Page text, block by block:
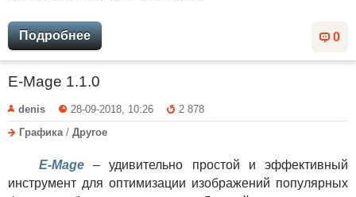
0
Подробнее
E-Mage 1.1.0
denis 28-09-2018, 10:26
2 878
Графика / Другое
E-Mage– удивительно простой и эффективный
инструмент для оптимизации изображений популярных